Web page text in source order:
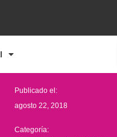
Publicado el:
agosto 22, 2018
Categoría: